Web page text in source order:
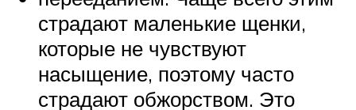
страдают маленькие щенки,
которые не чувствуют
насыщение, поэтому часто
страдают обжорством. Это